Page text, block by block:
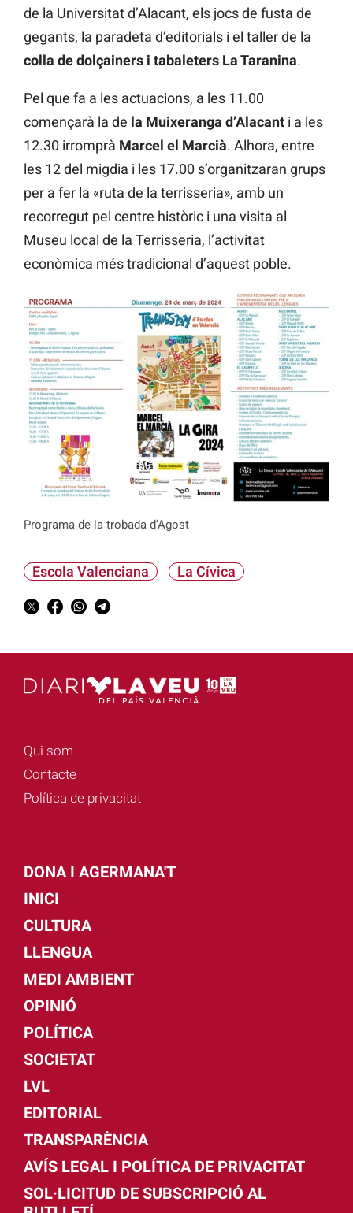
de la Universitat d’Alacant, els jocs de fusta de
gegants, la paradeta d’editorials i el taller de la
colla de dolçainers i tabaleters La Taranina.
Pel que fa a les actuacions, a les 11.00
començarà la de la Muixeranga d’Alacant i a les
12.30 irromprà Marcel el Marcià. Alhora, entre
les 12 del migdia i les 17.00 s’organitzaran grups
per a fer la «ruta de la terrisseria», amb un
recorregut pel centre històric i una visita al
Museu local de la Terrisseria, l’activitat
econòmica més tradicional d’aquest poble.
Programa de la trobada d’Agost
Escola Valenciana La Cívica
Qui som
Contacte
Política de privacitat
DONA I AGERMANA'T
INICI
CULTURA
LLENGUA
MEDI AMBIENT
OPINIÓ
POLÍTICA
SOCIETAT
LVL
EDITORIAL
TRANSPARÈNCIA
AVÍS LEGAL I POLÍTICA DE PRIVACITAT
SOL·LICITUD DE SUBSCRIPCIÓ AL